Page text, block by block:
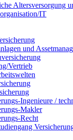
Altersversorgung
IT
und
Vertrieb
Ingenieure /
Makler
Recht